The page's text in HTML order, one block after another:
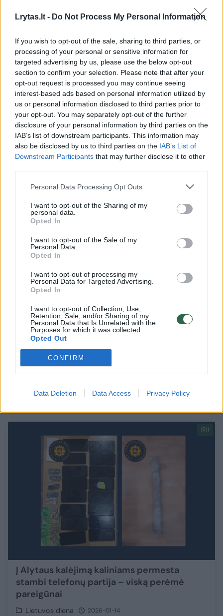
Lrytas.lt - Do Not Process My Personal Information
If you wish to opt-out of the sale, sharing to third parties, or
processing of your personal or sensitive information for
targeted advertising by us, please use the below opt-out
section to confirm your selection. Please note that after your
opt-out request is processed you may continue seeing
interest-based ads based on personal information utilized by
us or personal information disclosed to third parties prior to
your opt-out. You may separately opt-out of the further
disclosure of your personal information by third parties on the
IAB’s list of downstream participants. This information may
also be disclosed by us to third parties on the IAB’s List of
Downstream Participants that may further disclose it to other
Personal Data Processing Opt Outs
I want to opt-out of the Sharing of my
personal data.
Opted In
I want to opt-out of the Sale of my
Personal Data.
Opted In
I want to opt-out of processing my
Personal Data for Targeted Advertising.
Opted In
I want to opt-out of Collection, Use,
Retention, Sale, and/or Sharing of my
Personal Data that Is Unrelated with the
Purposes for which it was collected.
Opted Out
CONFIRM
Data Deletion Data Access Privacy Policy
Paketą su draudžiamais daiktais į Kauno
1
Į Alytaus kalėjimą kaliniams permesta
stambi telefonų partija – viską perėmė
pareigūnai
Lietuvos diena 2026-01-14